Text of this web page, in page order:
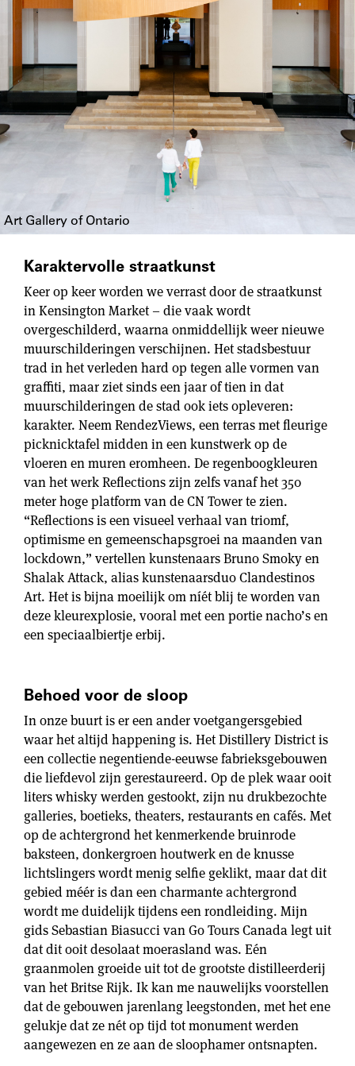
Art Gallery of Ontario
Karaktervolle straatkunst
Keer op keer worden we verrast door de straatkunst
in Kensington Market – die vaak wordt
overgeschilderd, waarna onmiddellijk weer nieuwe
muurschilderingen verschijnen. Het stadsbestuur
trad in het verleden hard op tegen alle vormen van
graffiti, maar ziet sinds een jaar of tien in dat
muurschilderingen de stad ook iets opleveren:
karakter. Neem RendezViews, een terras met fleurige
picknicktafel midden in een kunstwerk op de
vloeren en muren eromheen. De regenboogkleuren
van het werk Reflections zijn zelfs vanaf het 350
meter hoge platform van de CN Tower te zien.
“Reflections is een visueel verhaal van triomf,
optimisme en gemeenschapsgroei na maanden van
lockdown,” vertellen kunstenaars Bruno Smoky en
Shalak Attack, alias kunstenaarsduo Clandestinos
Art. Het is bijna moeilijk om níét blij te worden van
deze kleurexplosie, vooral met een portie nacho’s en
een speciaalbiertje erbij.
Behoed voor de sloop
In onze buurt is er een ander voetgangersgebied
waar het altijd happening is. Het Distillery District is
een collectie negentiende-eeuwse fabrieksgebouwen
die liefdevol zijn gerestaureerd. Op de plek waar ooit
liters whisky werden gestookt, zijn nu drukbezochte
galleries, boetieks, theaters, restaurants en cafés. Met
op de achtergrond het kenmerkende bruinrode
baksteen, donkergroen houtwerk en de knusse
lichtslingers wordt menig selfie geklikt, maar dat dit
gebied méér is dan een charmante achtergrond
wordt me duidelijk tijdens een rondleiding. Mijn
gids Sebastian Biasucci van Go Tours Canada legt uit
dat dit ooit desolaat moerasland was. Eén
graanmolen groeide uit tot de grootste distilleerderij
van het Britse Rijk. Ik kan me nauwelijks voorstellen
dat de gebouwen jarenlang leegstonden, met het ene
gelukje dat ze nét op tijd tot monument werden
aangewezen en ze aan de sloophamer ontsnapten.